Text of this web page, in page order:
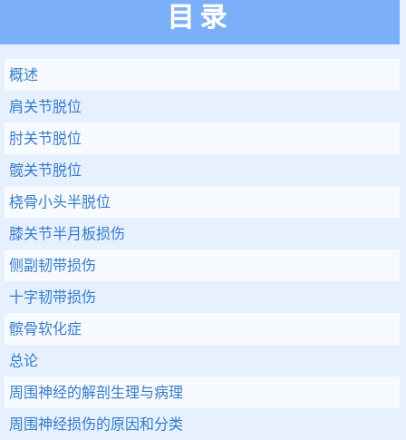
目录
概述
肩关节脱位
肘关节脱位
髋关节脱位
桡骨小头半脱位
膝关节半月板损伤
侧副韧带损伤
十字韧带损伤
髌骨软化症
总论
周围神经的解剖生理与病理
周围神经损伤的原因和分类